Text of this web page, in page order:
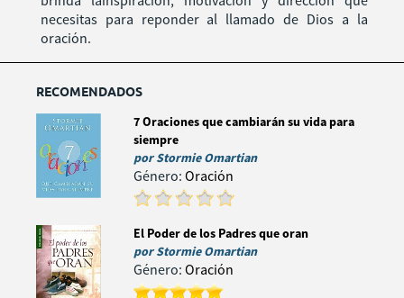
necesitas para reponder al llamado de Dios a la
oración.
RECOMENDADOS
7 Oraciones que cambiarán su vida para
siempre
porStormie Omartian
Género: Oración
El Poder de los Padres que oran
porStormie Omartian
Género: Oración